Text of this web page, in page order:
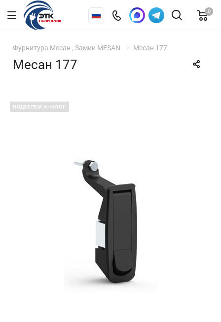
0
Фурнитура Месан , Замки MESAN Месан 177
Месан 177
ПОДБЕРЕМ АНАЛОГ